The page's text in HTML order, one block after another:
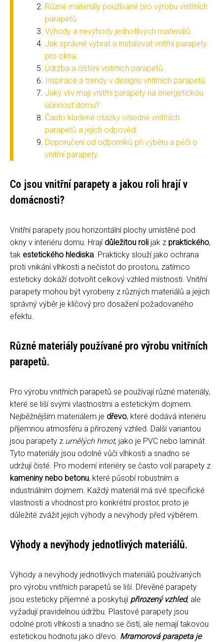
Různé materiály používané pro výrobu vnitřních
parapetů.
Výhody a nevýhody jednotlivých materiálů.
Jak správně vybrat a instalovat vnitřní parapety
pro okna.
Údržba a čištění vnitřních parapetů.
Inspirace a trendy v designu vnitřních parapetů.
Jaký vliv mají vnitřní parapety na energetickou
účinnost domu?
Často kladené otázky ohledně vnitřních
parapetů a jejich odpovědi.
Doporučení od odborníků při výběru a péči o
vnitřní parapety.
Co jsou vnitřní parapety a jakou roli hrají v
domácnosti?
Vnitřní parapety jsou horizontální plochy umístěné pod
okny v interiéru domu. Hrají důležitou roli jak z praktického,
tak estetického hlediska. Prakticky slouží jako ochrana
proti vnikání vlhkosti a nečistot do prostoru, zatímco
esteticky dokáží dotvořit celkový vzhled místnosti. Vnitřní
parapety mohou být vyrobeny z různých materiálů a jejich
správný výběr je klíčový pro dosažení požadovaného
efektu.
Různé materiály používané pro výrobu vnitřních
parapetů.
Pro výrobu vnitřních parapetů se používají různé materiály,
které se liší svými vlastnostmi a estetickým dojmem.
Nejběžnějším materiálem je dřevo, které dodává interiéru
příjemnou atmosféru a přirozený vzhled. Další variantou
jsou parapety z umělých hmot, jako je PVC nebo laminát.
Tyto materiály jsou odolné vůči vlhkosti a snadno se
udržují čisté. Pro moderní interiéry se často volí parapety z
kameniny nebo betonu, které působí robustním a
industriálním dojmem. Každý materiál má své specifické
vlastnosti a vhodnost pro konkrétní prostor, proto je
důležité zvážit jejich výhody a nevýhody před výběrem.
Výhody a nevýhody jednotlivých materiálů.
Výhody a nevýhody jednotlivých materiálů používaných
pro výrobu vnitřních parapetů se liší. Dřevěné parapety
jsou esteticky příjemné a poskytují přirozený vzhled, ale
vyžadují pravidelnou údržbu. Plastové parapety jsou
odolné proti vlhkosti a snadno se čistí, ale nemají takovou
estetickou hodnotu jako dřevo. Mramorová parapeta je